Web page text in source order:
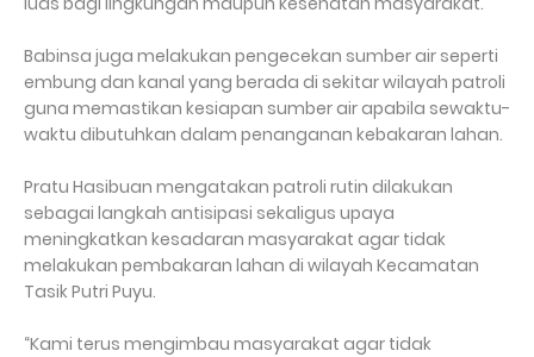
Babinsa juga melakukan pengecekan sumber air seperti
embung dan kanal yang berada di sekitar wilayah patroli
guna memastikan kesiapan sumber air apabila sewaktu-
waktu dibutuhkan dalam penanganan kebakaran lahan.
Pratu Hasibuan mengatakan patroli rutin dilakukan
sebagai langkah antisipasi sekaligus upaya
meningkatkan kesadaran masyarakat agar tidak
melakukan pembakaran lahan di wilayah Kecamatan
Tasik Putri Puyu.
“Kami terus mengimbau masyarakat agar tidak